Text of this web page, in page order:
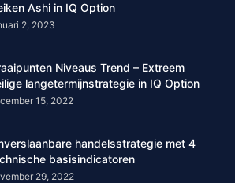
Ashi in IQ Option
2, 2023
Niveaus Trend – Extreem
langetermijnstrategie in IQ Option
15, 2022
handelsstrategie met 4
basisindicatoren
29, 2022